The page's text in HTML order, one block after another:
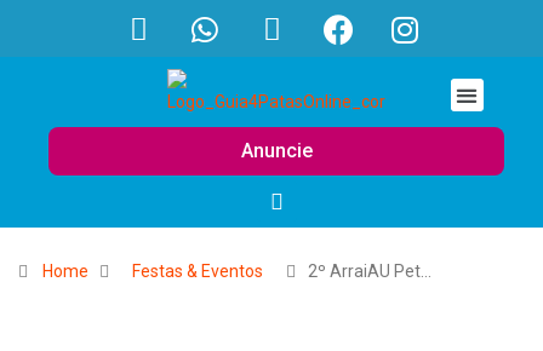
Anuncie
Home Festas & Eventos 2º ArraiAU Pet…